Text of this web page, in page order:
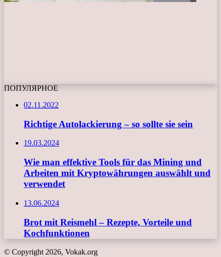
ПОПУЛЯРНОЕ
02.11.2022
Richtige Autolackierung – so sollte sie sein
19.03.2024
Wie man effektive Tools für das Mining und
Arbeiten mit Kryptowährungen auswählt und
verwendet
13.06.2024
Brot mit Reismehl – Rezepte, Vorteile und
Kochfunktionen
© Copyright 2026, Vokak.org